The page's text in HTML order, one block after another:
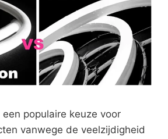
een populaire keuze voor
vanwege de veelzijdigheid